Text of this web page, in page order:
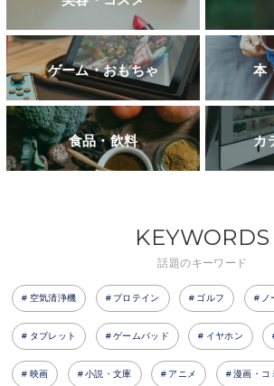
ゲーム・おもちゃ 本
食品・飲料 カ
KEYWORDS
話題のキーワード
空気清浄機 プロテイン ゴルフ
タブレット ゲームパッド イヤホン
映画 小説・文庫 アニメ 漫画・コ